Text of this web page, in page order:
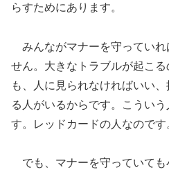
らすためにあります。
みんながマナーを守っていれ
せん。大きなトラブルが起こ
も、人に見られなければいい
る人がいるからです。こうい
す。レッドカードの人なのです
でも、マナーを守っていても